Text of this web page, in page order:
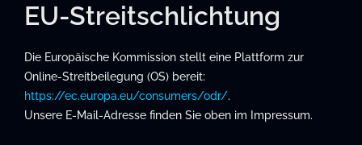
EU-Streitschlichtung
Die Europäische Kommission stellt eine Plattform zur
Online-Streitbeilegung (OS) bereit:
https://ec.europa.eu/consumers/odr/.
Unsere E-Mail-Adresse finden Sie oben im Impressum.